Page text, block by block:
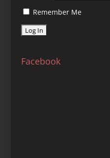
Remember Me
Facebook